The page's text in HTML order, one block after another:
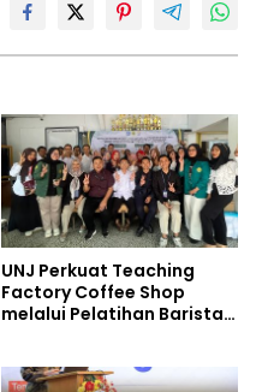
UNJ Perkuat Teaching
Factory Coffee Shop
melalui Pelatihan Barista
Cimahi